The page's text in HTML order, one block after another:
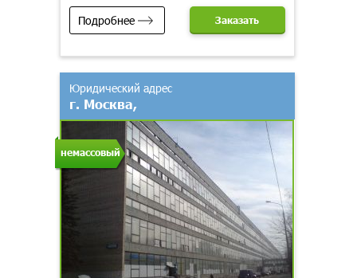
Подробнее Заказать
немассовый
Юридический адрес
г. Москва,